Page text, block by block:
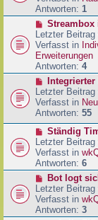
t
a
g
e
r
B
e
i
t
r
a
g
Antworten: 1
N
e
u
e
r
B
e
i
t
r
a
g
Streambox
Letzter Beitrag
Verfasst in
Erweiterungen
Antworten: 4
N
e
u
e
r
B
e
i
t
a
g
Letzter Beitrag
Verfasst in
Antworten: 55
N
e
u
e
r
B
e
i
t
Ständig
Letzter Beitrag
Verfasst in
Antworten: 6
N
e
u
e
Bot logt
Letzter Beitrag
Verfasst in
Antworten: 3